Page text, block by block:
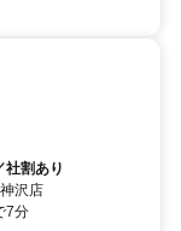
割あり
沢店
7分